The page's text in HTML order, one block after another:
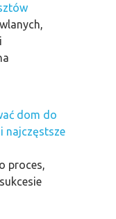
dom do
najczęstsze
proces,